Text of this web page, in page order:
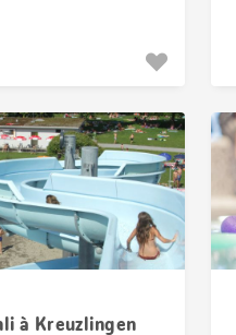
à Kreuzlingen